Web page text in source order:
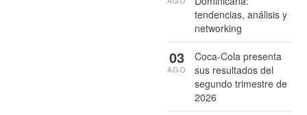
tendencias, análisis y
networking
Coca-Cola presenta
sus resultados del
segundo trimestre de
2026
03
AGO